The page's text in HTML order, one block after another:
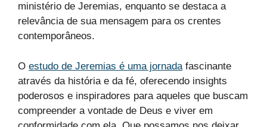
ministério de Jeremias, enquanto se destaca a
relevância de sua mensagem para os crentes
contemporâneos.
O estudo de Jeremias é uma jornadafascinante
através da história e da fé, oferecendo insights
poderosos e inspiradores para aqueles que buscam
compreender a vontade de Deus e viver em